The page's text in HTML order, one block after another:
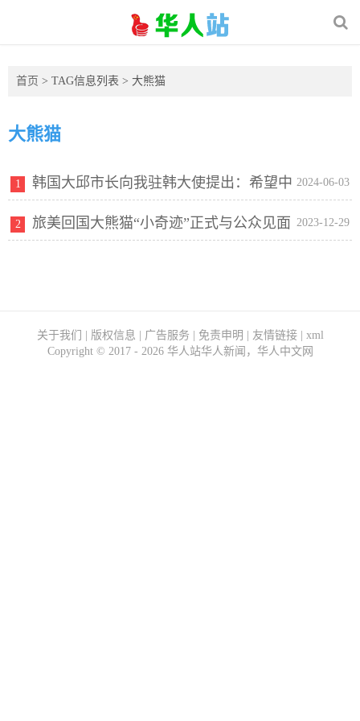
首页 > TAG信息列表 > 大熊猫
大熊猫
2024-06-03
1 韩国大邱市长向我驻韩大使提出：希望中
国赠送一对大熊猫 2023-12-29
2 旅美回国大熊猫“小奇迹”正式与公众见面
关于我们 版权信息 广告服务 免责申明 友情链接| xml
Copyright © 2017 - 2026 华人站华人新闻，华人中文网